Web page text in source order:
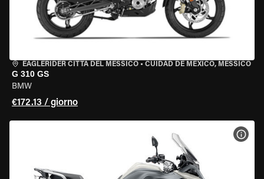
EAGLERIDER CITTÀ DEL MESSICO • CUIDAD DE MEXICO, MESSICO
G 310 GS
BMW
€172.13 / giorno